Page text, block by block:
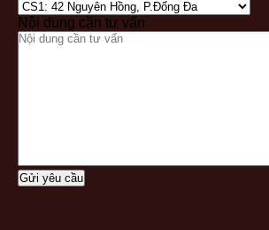
Nội dung cần tư vấn